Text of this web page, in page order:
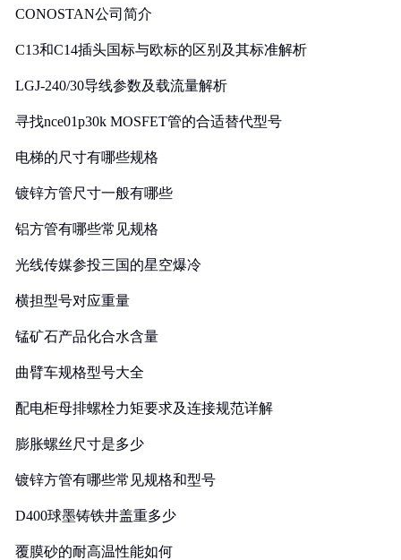
CONOSTAN公司简介
C13和C14插头国标与欧标的区别及其标准解析
LGJ-240/30导线参数及载流量解析
寻找nce01p30k MOSFET管的合适替代型号
电梯的尺寸有哪些规格
镀锌方管尺寸一般有哪些
铝方管有哪些常见规格
光线传媒参投三国的星空爆冷
横担型号对应重量
锰矿石产品化合水含量
曲臂车规格型号大全
配电柜母排螺栓力矩要求及连接规范详解
膨胀螺丝尺寸是多少
镀锌方管有哪些常见规格和型号
D400球墨铸铁井盖重多少
覆膜砂的耐高温性能如何